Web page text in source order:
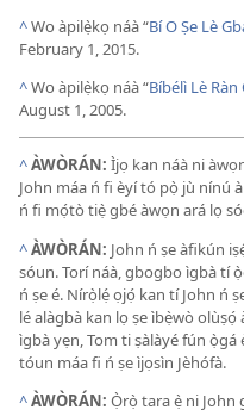
^Wo àpilẹ̀kọ náà “Bí O Ṣe Lè
February 1, 2015.
^Wo àpilẹ̀kọ náà “Bíbélì Lè
August 1, 2005.
^ÀWÒRÁN: Ìjọ kan náà ni
John máa ń fi èyí tó pọ̀ jù nínú
ń fi mọ́tò tiẹ̀ gbé àwọn ará lọ
^ÀWÒRÁN: John ń ṣe àfikún
sóun. Torí náà, gbogbo ìgbà tí
ń ṣe é. Nírọ̀lẹ́ ọjọ́ kan tí John ń
lé alàgbà kan lọ ṣe ìbẹ̀wò
ìgbà yẹn, Tom ti ṣàlàyé fún
tóun máa fi ń ṣe ìjọsìn Jèhófà.
^ÀWÒRÁN: Ọ̀rọ̀ tara ẹ̀ ni John